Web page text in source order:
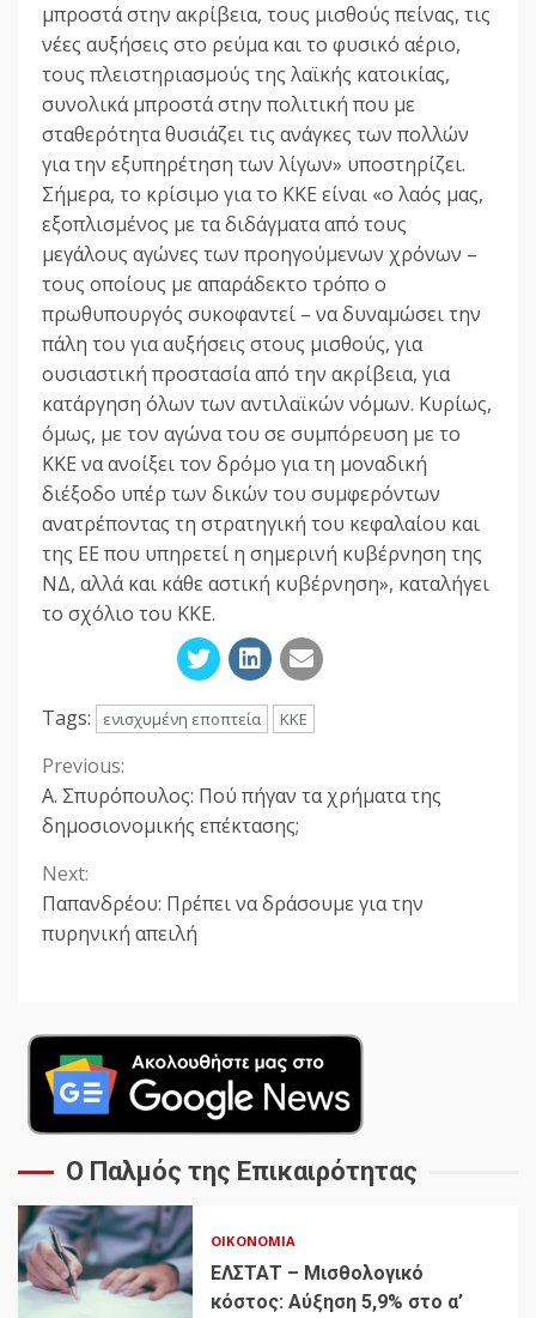
μπροστά στην ακρίβεια, τους μισθούς πείνας, τις
νέες αυξήσεις στο ρεύμα και το φυσικό αέριο,
τους πλειστηριασμούς της λαϊκής κατοικίας,
συνολικά μπροστά στην πολιτική που με
σταθερότητα θυσιάζει τις ανάγκες των πολλών
για την εξυπηρέτηση των λίγων» υποστηρίζει.
Σήμερα, το κρίσιμο για το ΚΚΕ είναι «ο λαός μας,
εξοπλισμένος με τα διδάγματα από τους
μεγάλους αγώνες των προηγούμενων χρόνων –
τους οποίους με απαράδεκτο τρόπο ο
πρωθυπουργός συκοφαντεί – να δυναμώσει την
πάλη του για αυξήσεις στους μισθούς, για
ουσιαστική προστασία από την ακρίβεια, για
κατάργηση όλων των αντιλαϊκών νόμων. Κυρίως,
όμως, με τον αγώνα του σε συμπόρευση με το
ΚΚΕ να ανοίξει τον δρόμο για τη μοναδική
διέξοδο υπέρ των δικών του συμφερόντων
ανατρέποντας τη στρατηγική του κεφαλαίου και
της ΕΕ που υπηρετεί η σημερινή κυβέρνηση της
ΝΔ, αλλά και κάθε αστική κυβέρνηση», καταλήγει
το σχόλιο του ΚΚΕ.
Tags: ενισχυμένη εποπτεία ΚΚΕ
Continue
Reading
Previous:
Α. Σπυρόπουλος: Πού πήγαν τα χρήματα της
δημοσιονομικής επέκτασης;
Next:
Παπανδρέου: Πρέπει να δράσουμε για την
πυρηνική απειλή
Ο Παλμός της Επικαιρότητας
ΟΙΚΟΝΟΜΊΑ
ΕΛΣΤΑΤ – Μισθολογικό
κόστος: Αύξηση 5,9% στο α’